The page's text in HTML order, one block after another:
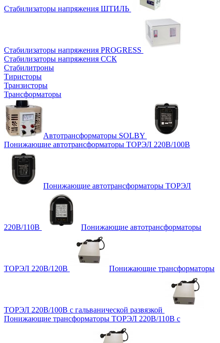
Стабилизаторы напряжения ШТИЛЬ
Стабилизаторы напряжения PROGRESS
Стабилизаторы напряжения ССК
Стабилитроны
Тиристоры
Транзисторы
Трансформаторы
Автотрансформаторы SOLBY
Понижающие автотрансформаторы ТОРЭЛ 220В/100В
Понижающие автотрансформаторы ТОРЭЛ
220В/110В Понижающие автотрансформаторы
ТОРЭЛ 220В/120В Понижающие трансформаторы
ТОРЭЛ 220В/100В с гальванической развязкой
Понижающие трансформаторы ТОРЭЛ 220В/110В с